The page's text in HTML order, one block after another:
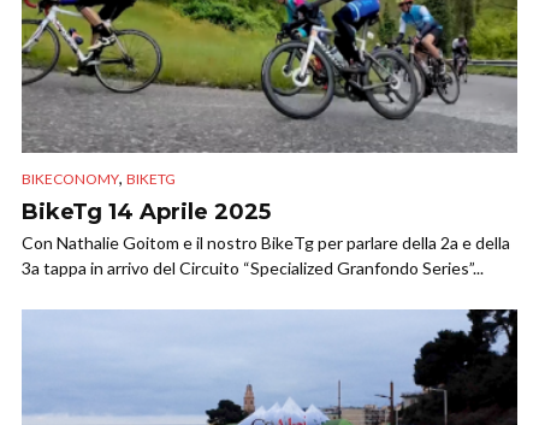
BIKECONOMY, BIKETG
BikeTg 14 Aprile 2025
Con Nathalie Goitom e il nostro BikeTg per parlare della 2a e della
3a tappa in arrivo del Circuito “Specialized Granfondo Series”...